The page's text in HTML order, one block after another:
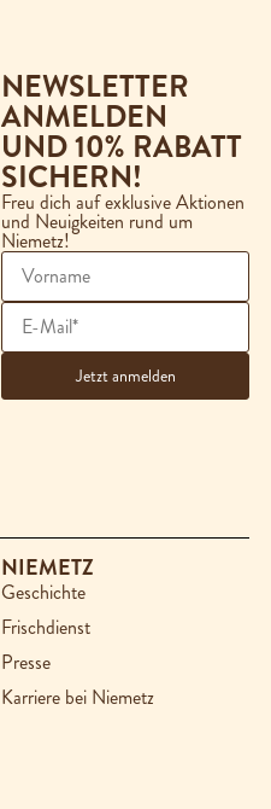
NEWSLETTER
ANMELDEN
UND 10% RABATT
SICHERN!
Freu dich auf exklusive Aktionen
und Neuigkeiten rund um
Niemetz!
NIEMETZ
Geschichte
Frischdienst
Presse
Karriere bei Niemetz